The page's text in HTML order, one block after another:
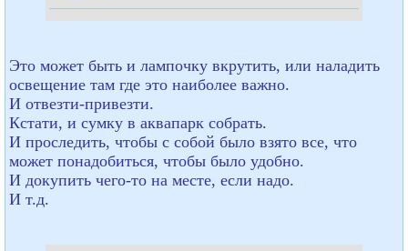
Это может быть и лампочку вкрутить, или наладить
освещение там где это наиболее важно.
И отвезти-привезти.
Кстати, и сумку в аквапарк собрать.
И проследить, чтобы с собой было взято все, что
может понадобиться, чтобы было удобно.
И докупить чего-то на месте, если надо.
И т.д.